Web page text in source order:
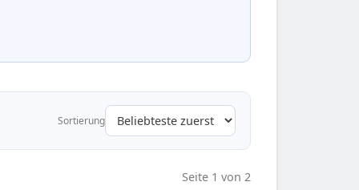
Sortierung
Seite 1 von 2